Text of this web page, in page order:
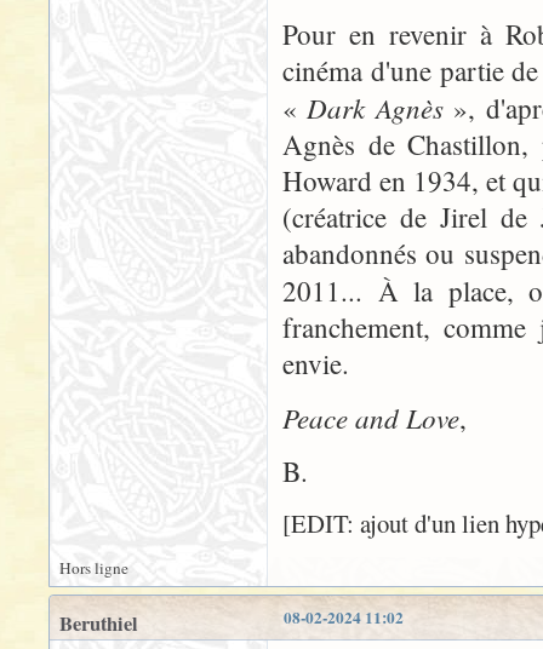
Pour en revenir à
cinéma d'une partie
«Dark Agnès»,
Agnès de Chastillon,
Howard en 1934, et
(créatrice de Jirel
abandonnés ou
2011... À la place,
franchement,
envie.
Peace and Love,
B.
[EDIT: ajout d'un lien
Hors ligne
08-02-2024 11:02
Beruthiel